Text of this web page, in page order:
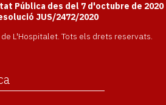
Pública des del 7 d'octubre de 2020
JUS/2472/2020
L'Hospitalet. Tots els drets reservats.